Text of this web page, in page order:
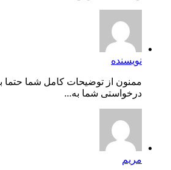
نویسنده
ممنون از توضیحات کامل شما حتما
درخواستی شما به...
مریم